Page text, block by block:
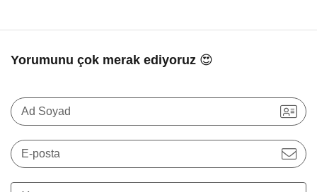
Yorumunu çok merak ediyoruz 😍
Ad Soyad
E-posta